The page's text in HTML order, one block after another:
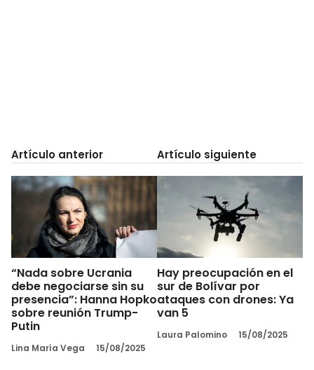
Artículo anterior
“Nada sobre Ucrania
debe negociarse sin su
presencia”: Hanna Hopko
sobre reunión Trump-
Putin
Lina María Vega 15/08/2025
Artículo siguiente
Hay preocupación en el
sur de Bolívar por
ataques con drones: Ya
van 5
Laura Palomino 15/08/2025